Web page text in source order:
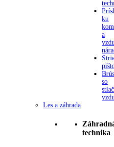
ku
a
so
Les a záhrada
technika